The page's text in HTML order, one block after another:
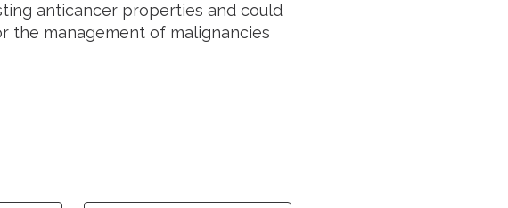
anticancer properties and could
the management of malignancies